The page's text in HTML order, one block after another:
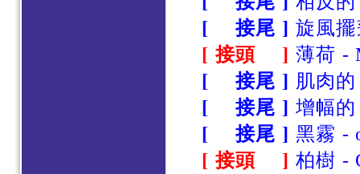
[ 接尾 ] 旋風
[ 接頭 ] 薄荷 -
[ 接尾 ] 肌肉
[ 接尾 ] 增幅
[ 接尾 ] 黑霧 -
[ 接頭 ] 柏樹 -